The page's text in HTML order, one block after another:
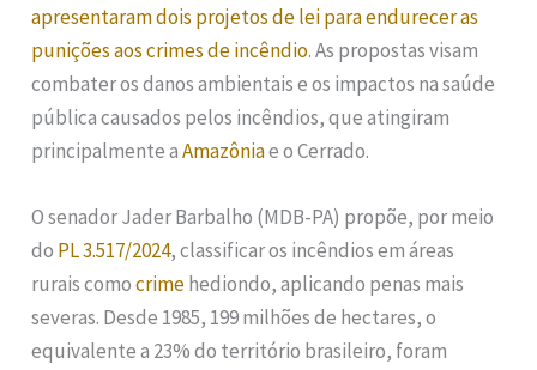
apresentaram dois projetos de lei para endurecer as
punições aos crimes de incêndio. As propostas visam
combater os danos ambientais e os impactos na saúde
pública causados pelos incêndios, que atingiram
principalmente aAmazôniae o Cerrado.
O senador Jader Barbalho (MDB-PA) propõe, por meio
do PL 3.517/2024, classificar os incêndios em áreas
rurais comocrimehediondo, aplicando penas mais
severas. Desde 1985, 199 milhões de hectares, o
equivalente a 23% do território brasileiro, foram